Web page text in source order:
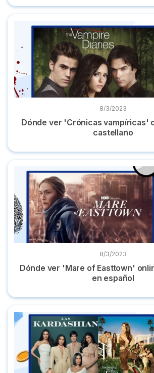
Dónde ver 'Crónicas vampíricas'
8/3/2023
Dónde ver 'Crónicas vampíricas'
castellano
Dónde ver 'Mare of Easttown' online la
8/3/2023
Dónde ver 'Mare of Easttown'
en español
Dónde ver ‘Las Kardashian’ todas las